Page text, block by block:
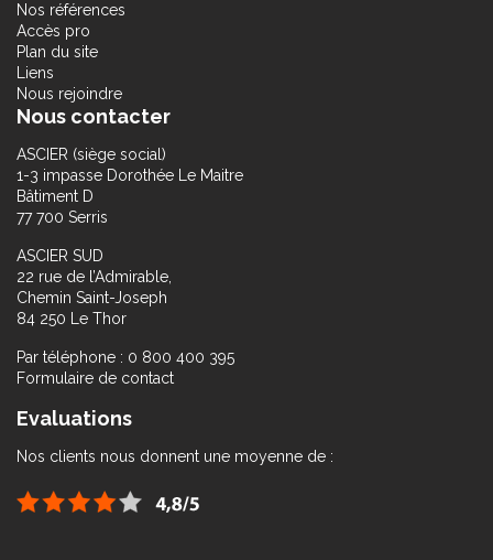
Nos références
Accès pro
Plan du site
Liens
Nous rejoindre
Nous contacter
ASCIER (siège social)
1-3 impasse Dorothée Le Maitre
Bâtiment D
77 700 Serris
ASCIER SUD
22 rue de l’Admirable,
Chemin Saint-Joseph
84 250 Le Thor
Par téléphone : 0 800 400 395
Formulaire de contact
Evaluations
Nos clients nous donnent une moyenne de :